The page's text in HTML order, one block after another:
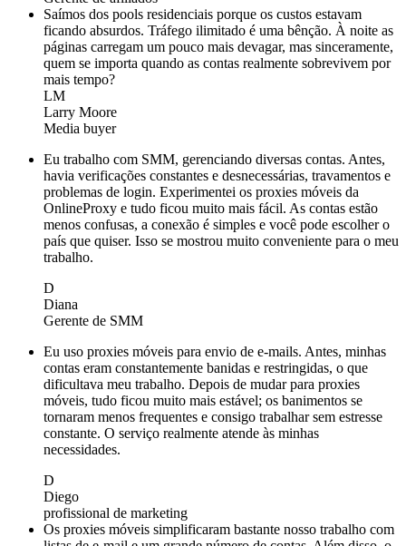
Saímos dos pools residenciais porque os custos estavam
ficando absurdos. Tráfego ilimitado é uma bênção. À noite as
páginas carregam um pouco mais devagar, mas sinceramente,
quem se importa quando as contas realmente sobrevivem por
mais tempo?
LM
Larry Moore
Media buyer
Eu trabalho com SMM, gerenciando diversas contas. Antes,
havia verificações constantes e desnecessárias, travamentos e
problemas de login. Experimentei os proxies móveis da
OnlineProxy e tudo ficou muito mais fácil. As contas estão
menos confusas, a conexão é simples e você pode escolher o
país que quiser. Isso se mostrou muito conveniente para o meu
trabalho.
D
Diana
Gerente de SMM
Eu uso proxies móveis para envio de e-mails. Antes, minhas
contas eram constantemente banidas e restringidas, o que
dificultava meu trabalho. Depois de mudar para proxies
móveis, tudo ficou muito mais estável; os banimentos se
tornaram menos frequentes e consigo trabalhar sem estresse
constante. O serviço realmente atende às minhas
necessidades.
D
Diego
profissional de marketing
Os proxies móveis simplificaram bastante nosso trabalho com